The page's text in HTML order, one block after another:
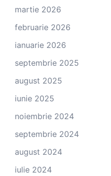
martie 2026
februarie 2026
ianuarie 2026
septembrie 2025
august 2025
iunie 2025
noiembrie 2024
septembrie 2024
august 2024
iulie 2024